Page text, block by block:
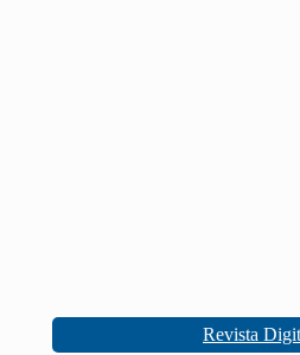
Revista